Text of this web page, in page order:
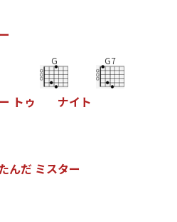
ー
ー ト ゥ
G
ナイ ト
G7
んだ ミスター